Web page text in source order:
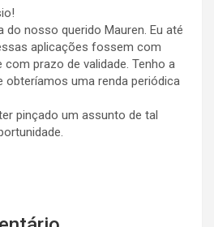
do nosso querido Mauren. Eu até
aplicações fossem com
prazo de validade. Tenho a
obteríamos uma renda periódica
pinçado um assunto de tal